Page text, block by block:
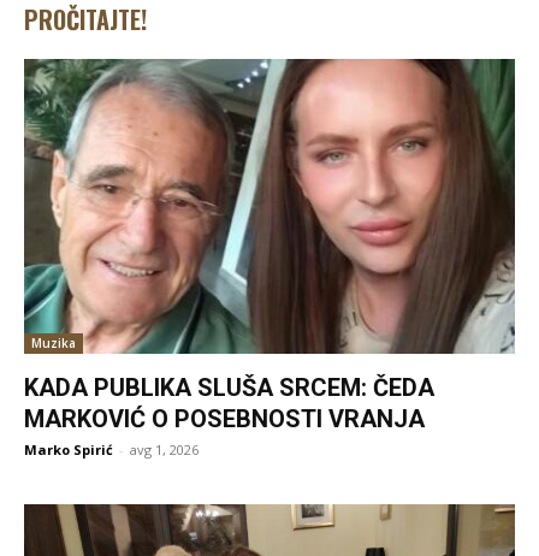
PROČITAJTE!
Muzika
KADA PUBLIKA SLUŠA SRCEM: ČEDA
MARKOVIĆ O POSEBNOSTI VRANJA
Marko Spirić - avg 1, 2026